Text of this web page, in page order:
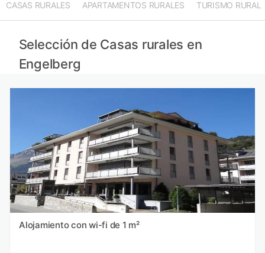
CASAS RURALES APARTAMENTOS RURALES TURISMO RURAL
Selección de Casas rurales en
Engelberg
Alojamiento con wi-fi de 1 m²